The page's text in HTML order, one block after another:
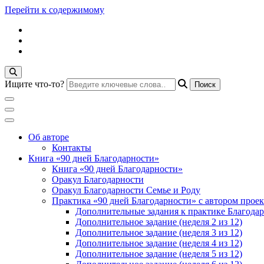
Перейти к содержимому
Ищите что-то?
Практическая
Об авторе
Контакты
Книга «90 дней Благодарности»
Книга «90 дней Благодарности»
Оракул Благодарности
Оракул Благодарности Семье и Роду
Практика «90 дней Благодарности» с автором
Дополнительные задания к практике
Дополнительное задание (неделя 2 из 12)
Дополнительное задание (неделя 3 из 12)
Дополнительное задание (неделя 4 из 12)
Дополнительное задание (неделя 5 из 12)